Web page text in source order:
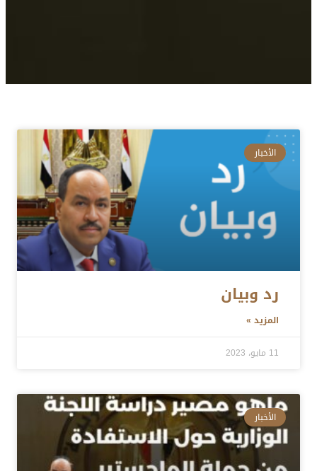
الأخبار
رد وبيان
المزيد »
11 مايو، 2023
الأخبار